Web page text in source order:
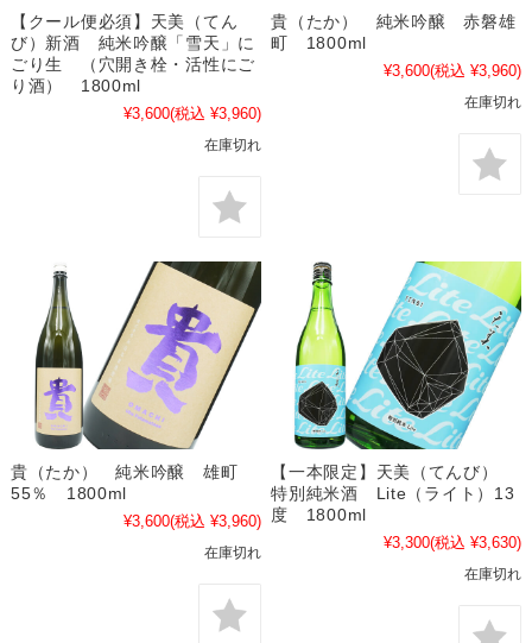
【クール便必須】天美（てん
び）新酒 純米吟醸「雪天」に
ごり生 （穴開き栓・活性にご
り酒） 1800ml
¥3,600(税込 ¥3,960)
在庫切れ
貴（たか） 純米吟醸 赤磐雄
町 1800ml
¥3,600(税込 ¥3,960)
在庫切れ
貴（たか） 純米吟醸 雄町
55％ 1800ml
¥3,600(税込 ¥3,960)
在庫切れ
【一本限定】天美（てんび）
特別純米酒 Lite（ライト）13
度 1800ml
¥3,300(税込 ¥3,630)
在庫切れ